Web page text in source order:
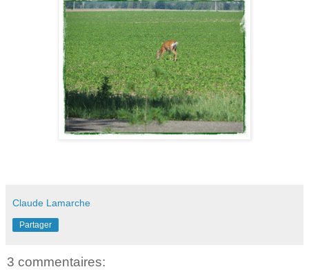
Claude Lamarche
Partager
3 commentaires: